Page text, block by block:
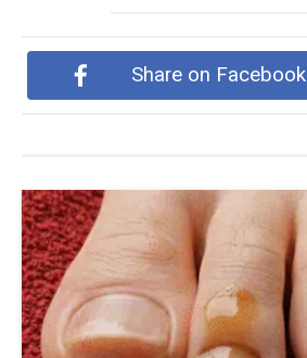
Share on Facebook